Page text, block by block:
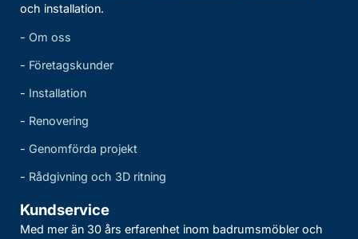
och installation.
- Om oss
- Företagskunder
- Installation
- Renovering
- Genomförda projekt
- Rådgivning och 3D ritning
Kundservice
Med mer än 30 års erfarenhet inom badrumsmöbler och